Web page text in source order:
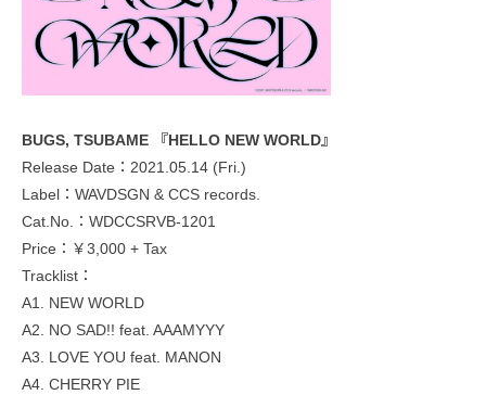
BUGS, TSUBAME 『HELLO NEW WORLD』
Release Date：2021.05.14 (Fri.)
Label：WAVDSGN & CCS records.
Cat.No.：WDCCSRVB-1201
Price：￥3,000 + Tax
Tracklist：
A1. NEW WORLD
A2. NO SAD!! feat. AAAMYYY
A3. LOVE YOU feat. MANON
A4. CHERRY PIE